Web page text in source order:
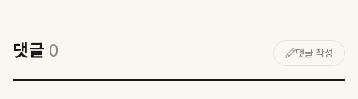
댓글 0 댓글 작성